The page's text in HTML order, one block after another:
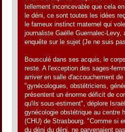
tellement inconcevable que cela
le déni, ce sont toutes les idées
le fameux instinct maternel qui
journaliste Gaëlle Guernalec-Levy,
enquête sur le sujet (Je ne suis
Bousculé dans ses acquis, le
reste. A l'exception des sages-
arriver en salle d'accouchement
"gynécologues, obstétriciens,
présentent un énorme déficit de
qu'ils sous-estiment", déplore
gynécologie obstétrique au centre
(CHU) de Strasbourg. "Comme si
du déni du déni, ne parvenaient